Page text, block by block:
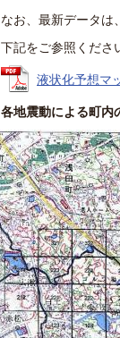
なお、最新データは
下記をご参照くださ
液状化予想マ
各地震動による町内